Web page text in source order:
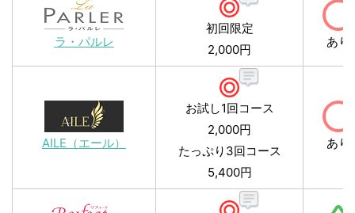
ラ・パルレ
初回限定
2,000円
あり
AILE（エール）
お試し1回コース
2,000円
たっぷり3回コース
5,400円
あり